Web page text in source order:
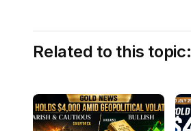
Related to this topic: